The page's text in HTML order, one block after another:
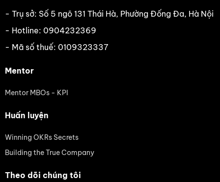
- Trụ sở: Số 5 ngõ 131 Thái Hà, Phường Đống Đa, Hà Nội
- Hotline: 0904232369
- Mã số thuế: 0109323337
Mentor
Mentor MBOs - KPI
Huấn luyện
Winning OKRs Secrets
Building the True Company
Theo dõi chúng tôi